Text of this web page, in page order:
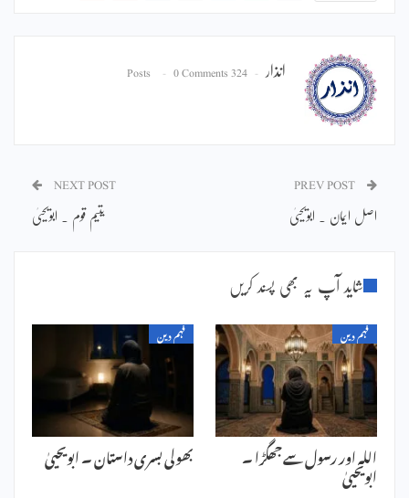
انذار 324 Posts
0 Comments
اصل ایمان ۔ ابویحییٰ
NEXT POST
یتیم قوم ۔ ابویحییٰ
شاید آپ یہ بھی پسند کریں
فہم دین
اللہ اور رسول سے جھگڑا ۔
ابویحییٰ
فہم دین
بھولی بسری داستان ۔ ابویحییٰ